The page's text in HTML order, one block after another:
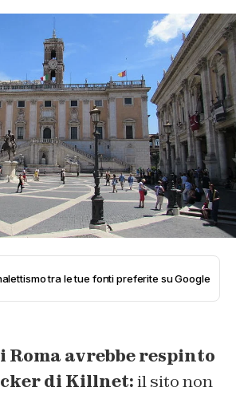
tra le tue fonti preferite su Google
Roma avrebbe respinto
di Killnet:il sito non